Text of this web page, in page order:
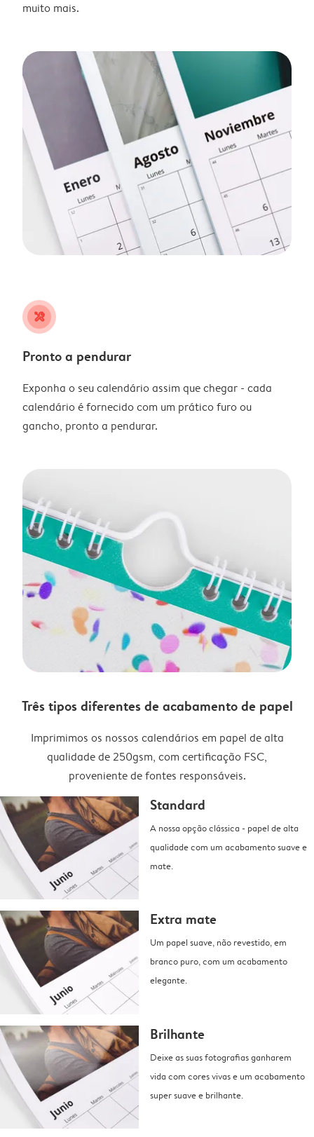
muito mais.
tools
Pronto a pendurar
Exponha o seu calendário assim que chegar - cada
calendário é fornecido com um prático furo ou
gancho, pronto a pendurar.
Três tipos diferentes de acabamento de papel
Imprimimos os nossos calendários em papel de alta
qualidade de 250gsm, com certificação FSC,
proveniente de fontes responsáveis.
Standard
A nossa opção clássica - papel de alta
qualidade com um acabamento suave e
mate.
Extra mate
Um papel suave, não revestido, em
branco puro, com um acabamento
elegante.
Brilhante
Deixe as suas fotografias ganharem
vida com cores vivas e um acabamento
super suave e brilhante.